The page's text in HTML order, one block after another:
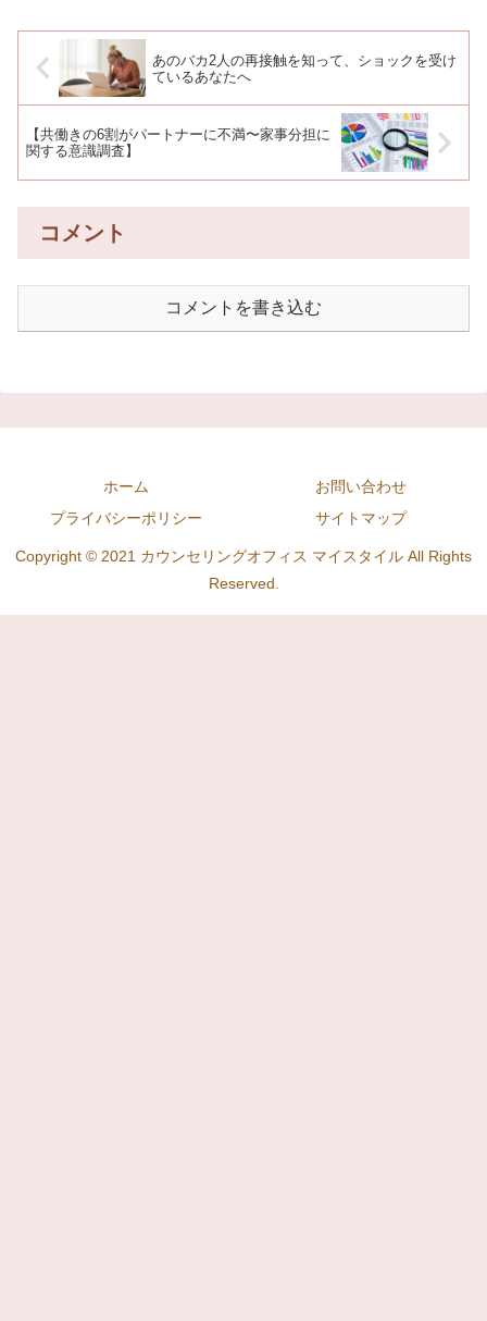
あのバカ2人の再接触を知って、ショックを受け
ているあなたへ
【共働きの6割がパートナーに不満〜家事分担に
関する意識調査】
コメント
コメントを書き込む
ホーム
お問い合わせ
プライバシーポリシー
サイトマップ
Copyright © 2021 カウンセリングオフィス マイスタイル All Rights
Reserved.